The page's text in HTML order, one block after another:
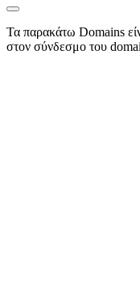
Τα παρακάτω Domains
στον σύνδεσμο του